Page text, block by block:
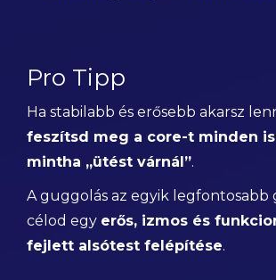
Pro Tipp
Ha stabilabb és erősebb akarsz
feszítsd meg a core-t minden
mintha „ütést várnál”.
A guggolás az egyik legfontosabb
célod egy erős, izmos és
fejlett alsótest felépítése.